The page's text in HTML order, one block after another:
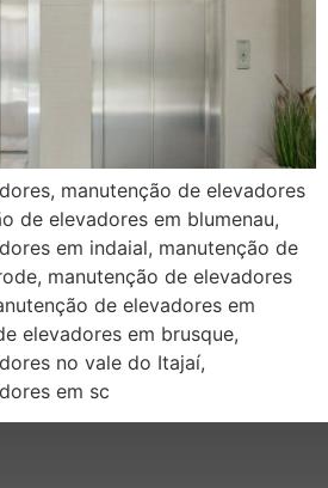
manutenção de elevadores
de elevadores em blumenau,
em indaial, manutenção de
manutenção de elevadores
de elevadores em
elevadores em brusque,
no vale do Itajaí,
em sc